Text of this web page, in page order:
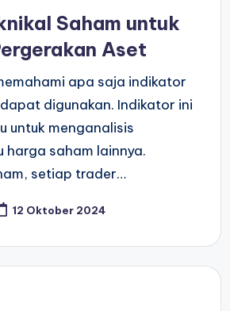
Saham untuk
Aset
apa saja indikator
digunakan. Indikator ini
untuk menganalisis
saham lainnya.
setiap trader…
12 Oktober 2024